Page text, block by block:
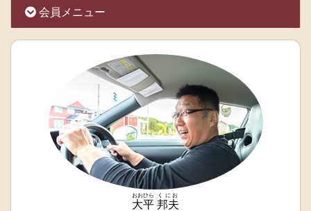
会員メニュー
大平
おおひら
邦夫
くにお